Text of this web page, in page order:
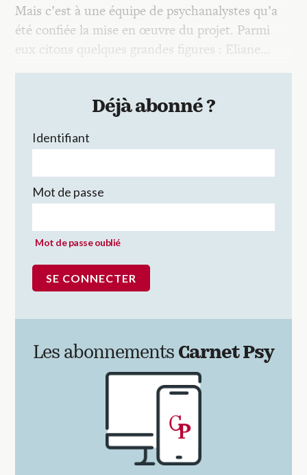
Mais c’est à une équipe de psychanalystes qu’a
été confiée la mise en œuvre du projet. Parmi
eux citons quelques grandes figures : Eliane…
Déjà abonné ?
Identifiant
Mot de passe
Mot de passe oublié
Les abonnements Carnet Psy